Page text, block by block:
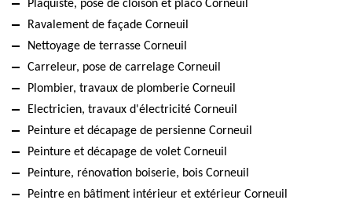
Plaquiste, pose de cloison et placo Corneuil
Ravalement de façade Corneuil
Nettoyage de terrasse Corneuil
Carreleur, pose de carrelage Corneuil
Plombier, travaux de plomberie Corneuil
Electricien, travaux d'électricité Corneuil
Peinture et décapage de persienne Corneuil
Peinture et décapage de volet Corneuil
Peinture, rénovation boiserie, bois Corneuil
Peintre en bâtiment intérieur et extérieur Corneuil